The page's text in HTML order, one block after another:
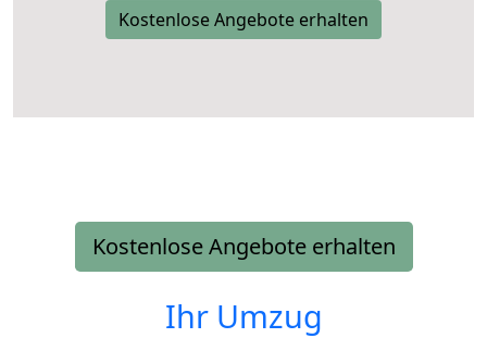
Kostenlose Angebote erhalten
Kostenlose Angebote erhalten
Ihr Umzug